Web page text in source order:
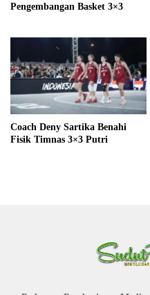
Pengembangan Basket 3×3
Coach Deny Sartika Benahi
Fisik Timnas 3×3 Putri